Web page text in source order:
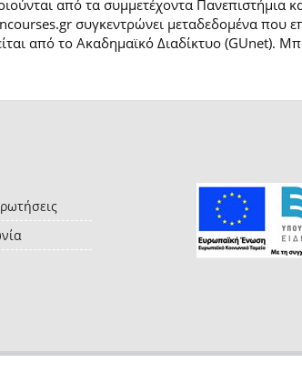
από τα συμμετέχοντα Πανεπιστήμια
συγκεντρώνει μεταδεδομένα που
από το Ακαδημαϊκό Διαδίκτυο (GUnet).